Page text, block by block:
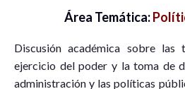
Área Temática:
Discusión académica sobre las
ejercicio del poder y la toma de
administración y las políticas